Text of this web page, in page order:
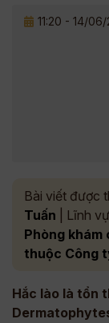
11:20 - 14/
Bài viết được
Tuấn | Lĩnh
Phòng
thuộc Công
Hắc lào là tổn